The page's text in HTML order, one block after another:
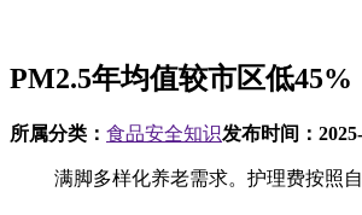
PM2.5年均值较市区低45%
所属分类： 食品安全知识发布时间：
满脚多样化养老需求。护理费按照自